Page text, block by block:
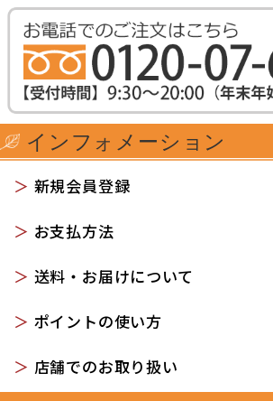
インフォメーション
＞ 新規会員登録
＞ お支払方法
＞ 送料・お届けについて
＞ ポイントの使い方
＞ 店舗でのお取り扱い